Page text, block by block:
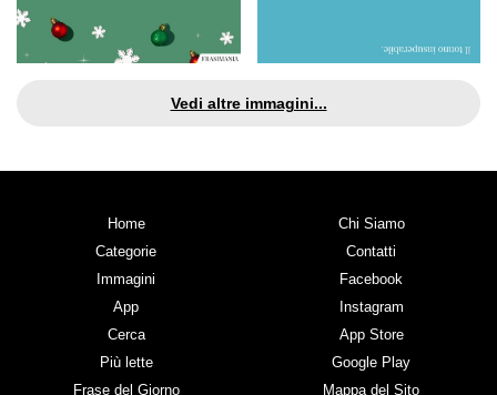
Vedi altre immagini...
Home
Categorie
Immagini
App
Cerca
Più lette
Frase del Giorno
Chi Siamo
Contatti
Facebook
Instagram
App Store
Google Play
Mappa del Sito